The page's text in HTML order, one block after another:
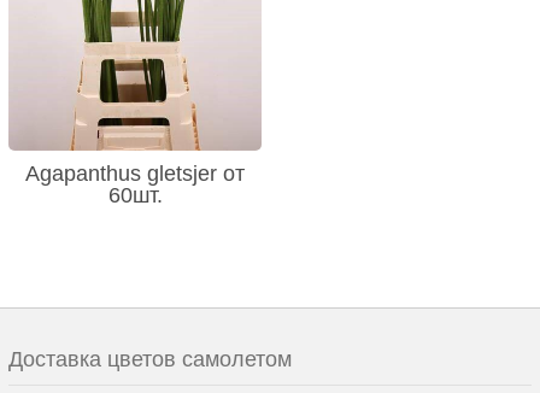
Agapanthus gletsjer от
60шт.
Доставка цветов самолетом